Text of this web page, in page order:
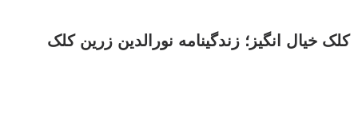
کلک خیال انگیز؛ زندگینامه نورالدین زرین کلک